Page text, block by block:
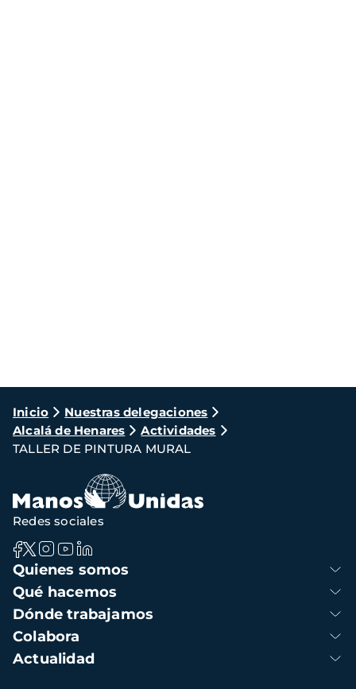
Ruta
de
navegación
Inicio
Nuestras delegaciones
Alcalá de Henares
Actividades
TALLER DE PINTURA MURAL
Navegación
principal
Quienes somos
Qué hacemos
Dónde trabajamos
Colabora
Actualidad
Redes sociales